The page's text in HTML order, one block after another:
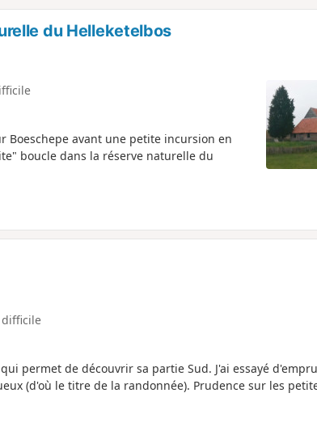
du Helleketelbos
Boeschepe avant une petite incursion en
boucle dans la réserve naturelle du
difficile
permet de découvrir sa partie Sud. J'ai essayé
(d'où le titre de la randonnée). Prudence sur les